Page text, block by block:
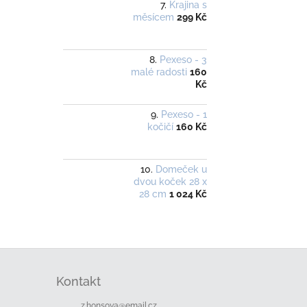
Krajina s
měsícem 299 Kč
Pexeso - 3
malé radosti 160
Kč
Pexeso - 1
kočičí 160 Kč
Domeček u
dvou koček 28 x
28 cm 1 024 Kč
Kontakt